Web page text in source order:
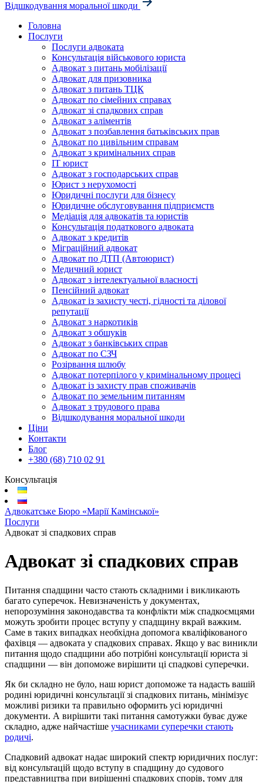
Відшкодування моральної шкоди
Головна
Послуги
Послуги адвоката
Консультація військового юриста
Адвокат з питань мобілізації
Адвокат для призовника
Адвокат з питань ТЦК
Адвокат по сімейних справах
Адвокат зі спадкових справ
Адвокат з аліментів
Адвокат з позбавлення батьківських прав
Адвокат по цивільним справам
Адвокат з кримінальних справ
IT юрист
Адвокат з господарських справ
Юрист з нерухомості
Юридичні послуги для бізнесу
Юридичне обслуговування підприємств
Медіація для адвокатів та юристів
Консультація податкового адвоката
Адвокат з кредитів
Міграційний адвокат
Адвокат по ДТП (Автоюрист)
Медичний юрист
Адвокат з інтелектуальної власності
Пенсійний адвокат
Адвокат із захисту честі, гідності та ділової
репутації
Адвокат з наркотиків
Адвокат з обшуків
Адвокат з банківських справ
Адвокат по СЗЧ
Розірвання шлюбу
Адвокат потерпілого у кримінальному процесі
Адвокат із захисту прав споживачів
Адвокат по земельним питанням
Адвокат з трудового права
Відшкодування моральної шкоди
Ціни
Контакти
Блог
+380 (68) 710 02 91
Консультація
Адвокатське Бюро «Марії Камінської»
Послуги
Адвокат зі спадкових справ
Адвокат зі спадкових справ
Питання спадщини часто стають складними і викликають
багато суперечок. Невизначеність у документах,
непорозуміння законодавства та конфлікти між спадкоємцями
можуть зробити процес вступу у спадщину вкрай важким.
Саме в таких випадках необхідна допомога кваліфікованого
фахівця — адвоката у спадкових справах. Якщо у вас виникли
питання щодо спадщини або потрібні консультації юриста зі
спадщини — він допоможе вирішити ці спадкові суперечки.
Як би складно не було, наш юрист допоможе та надасть вашій
родині юридичні консультації зі спадкових питань, мінімізує
можливі ризики та правильно оформить усі юридичні
документи. А вирішити такі питання самотужки буває дуже
складно, адже найчастіше учасниками суперечки стають
родичі.
Спадковий адвокат надає широкий спектр юридичних послуг:
від консультацій щодо вступу в спадщину до судового
представництва при вирішенні спадкових спорів, тому для